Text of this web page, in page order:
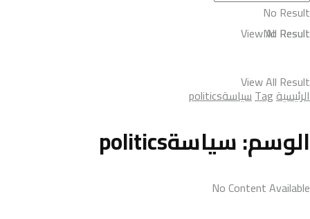
No Result
View All Result
No Result
View All Result
الرئيسيةTagسياسةpolitics
الوسم:سياسةpolitics
No Content Available